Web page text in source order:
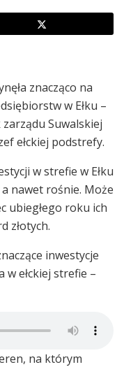
znacząco na
w Ełku –
zarządu Suwalskiej
ełckiej podstrefy.
w strefie w Ełku
nawet rośnie. Może
ubiegłego roku ich
złotych.
inwestycje
w ełckiej strefie –
na którym